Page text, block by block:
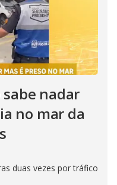
nadar
no mar da
duas vezes por tráfico